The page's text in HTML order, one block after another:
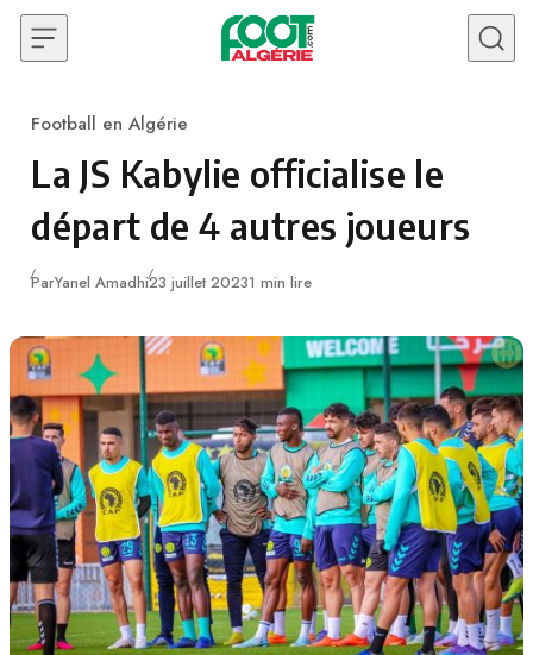
Skip to content
Category
Football en Algérie
La JS Kabylie officialise le
départ de 4 autres joueurs
ParYanel AmadhiPublié
23 juillet 20231 min lire